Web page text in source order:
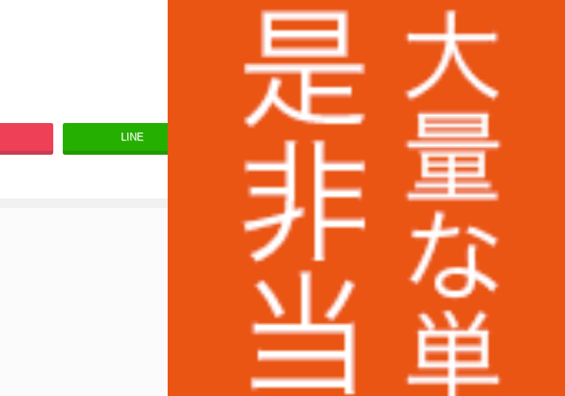
LINE
ミズノ株式会社様
トランスコスモス株式会社様
Appier Japan株式会社様
株式会社ラクーンホールディングス様
アライ電機産業株式会社様